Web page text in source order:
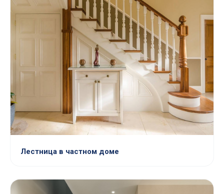
Лестница в частном доме